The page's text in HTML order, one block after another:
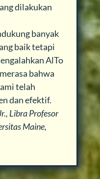
dilakukan
banyak
baik tetapi
AlTo
bahwa
telah
dan efektif.
Libra Profesor
Maine,